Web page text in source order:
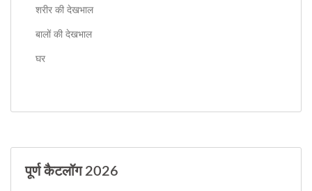
शरीर की देखभाल
बालों की देखभाल
घर
पूर्ण कैटलॉग 2026